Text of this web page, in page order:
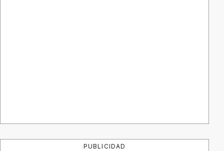
PUBLICIDAD